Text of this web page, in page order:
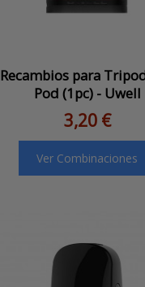
Recambios para
Pod (1pc) - Uwell
3,20 €
Ver Combinaciones